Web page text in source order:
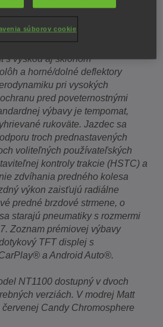
stavia na platforme, ktorá
výkon a potešenie z jazdy.
a strmá geometria riadenia
s výškou aj sklonom
a horné/dolné deflektory
pri vysokých
pred poveternostnými
výbavy je tempomat,
rukoväte. Jazdec sa
troch prednastavených
voliteľných používateľských
kontroly trakcie (HSTC) a
zdvíhania predného kolesa
výkon zaisťujú radiálne
predné brzdové strmene, o
starajú pneumatiky s rozmermi
Zoznam prémiovej výbavy
TFT displej s
a Android Auto®.
NT1100 dostupný v dvoch
verziách. V modrej Matt
Candy Chromosphere
súborov cookie